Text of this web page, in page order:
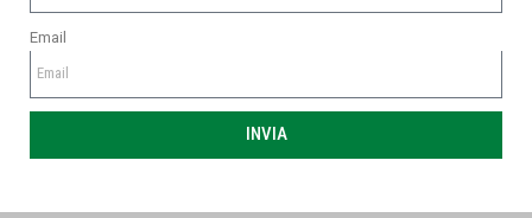
Email
INVIA